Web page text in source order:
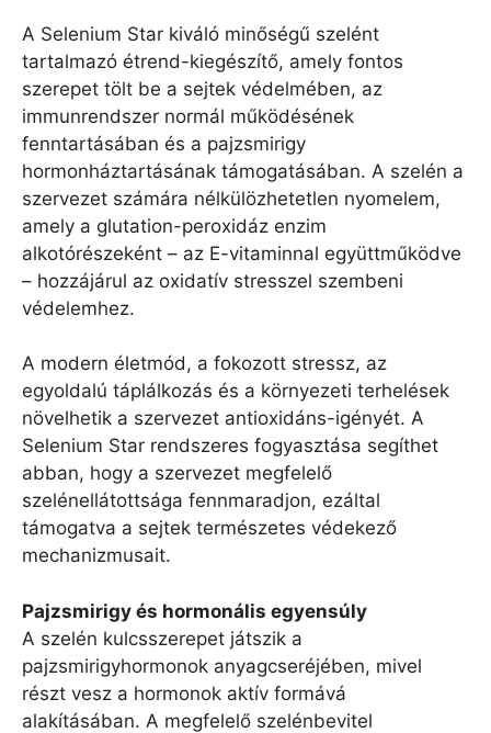
A Selenium Star kiváló minőségű szelént
tartalmazó étrend-kiegészítő, amely fontos
szerepet tölt be a sejtek védelmében, az
immunrendszer normál működésének
fenntartásában és a pajzsmirigy
hormonháztartásának támogatásában. A szelén a
szervezet számára nélkülözhetetlen nyomelem,
amely a glutation-peroxidáz enzim
alkotórészeként – az E-vitaminnal együttműködve
– hozzájárul az oxidatív stresszel szembeni
védelemhez.
A modern életmód, a fokozott stressz, az
egyoldalú táplálkozás és a környezeti terhelések
növelhetik a szervezet antioxidáns-igényét. A
Selenium Star rendszeres fogyasztása segíthet
abban, hogy a szervezet megfelelő
szelénellátottsága fennmaradjon, ezáltal
támogatva a sejtek természetes védekező
mechanizmusait.
Pajzsmirigy és hormonális egyensúly
A szelén kulcsszerepet játszik a
pajzsmirigyhormonok anyagcseréjében, mivel
részt vesz a hormonok aktív formává
alakításában. A megfelelő szelénbevitel